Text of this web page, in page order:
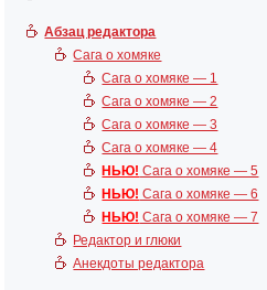
Абзац редактора
Сага о хомяке
Сага о хомяке — 1
Сага о хомяке — 2
Сага о хомяке — 3
Сага о хомяке — 4
НЬЮ! Сага о хомяке — 5
НЬЮ! Сага о хомяке — 6
НЬЮ! Сага о хомяке — 7
Редактор и глюки
Анекдоты редактора